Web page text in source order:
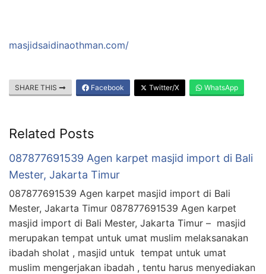
masjidsaidinaothman.com/
SHARE THIS Facebook Twitter/X WhatsApp
Related Posts
087877691539 Agen karpet masjid import di Bali
Mester, Jakarta Timur
087877691539 Agen karpet masjid import di Bali
Mester, Jakarta Timur 087877691539 Agen karpet
masjid import di Bali Mester, Jakarta Timur – masjid
merupakan tempat untuk umat muslim melaksanakan
ibadah sholat , masjid untuk tempat untuk umat
muslim mengerjakan ibadah , tentu harus menyediakan